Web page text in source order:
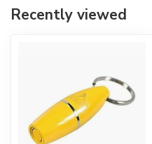
Recently viewed